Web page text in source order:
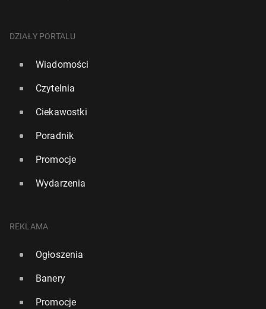
DZIAŁY PORTALU
Wiadomości
Czytelnia
Ciekawostki
Poradnik
Promocje
Wydarzenia
REKLAMA
Ogłoszenia
Banery
Promocje